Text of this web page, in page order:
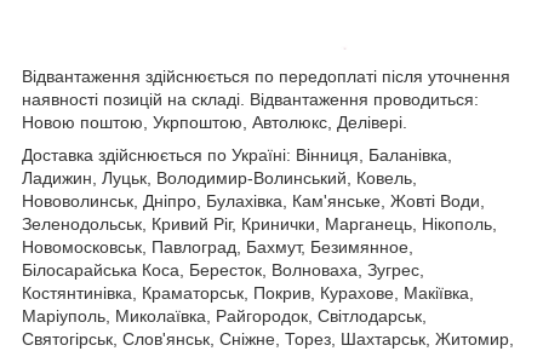
Відвантаження здійснюється по передоплаті після уточнення
наявності позицій на складі. Відвантаження проводиться:
Новою поштою, Укрпоштою, Автолюкс, Делівері.
Доставка здійснюється по Україні: Вінниця, Баланівка,
Ладижин, Луцьк, Володимир-Волинський, Ковель,
Нововолинськ, Дніпро, Булахівка, Кам'янське, Жовті Води,
Зеленодольськ, Кривий Ріг, Кринички, Марганець, Нікополь,
Новомосковськ, Павлоград, Бахмут, Безимянное,
Білосарайська Коса, Бересток, Волноваха, Зугрес,
Костянтинівка, Краматорськ, Покрив, Курахове, Макіївка,
Маріуполь, Миколаївка, Райгородок, Світлодарськ,
Святогірськ, Слов'янськ, Сніжне, Торез, Шахтарськ, Житомир,